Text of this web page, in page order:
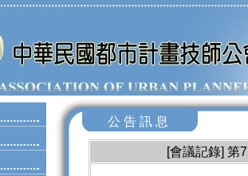
公告訊息
[會議記錄] 第